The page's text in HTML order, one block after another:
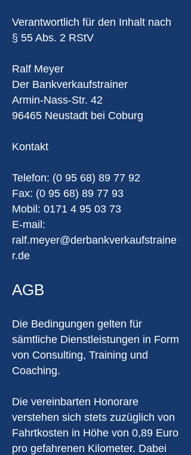
Verantwortlich für den Inhalt nach
§ 55 Abs. 2 RStV
Ralf Meyer
Der Bankverkaufstrainer
Armin-Nass-Str. 42
96465 Neustadt bei Coburg
Kontakt
Telefon: (0 95 68) 89 77 92
Fax: (0 95 68) 89 77 93
Mobil: 0171 4 95 03 73
E-mail:
ralf.meyer@derbankverkaufstraine
r.de
AGB
Die Bedingungen gelten für
sämtliche Dienstleistungen in Form
von Consulting, Training und
Coaching.
Die vereinbarten Honorare
verstehen sich stets zuzüglich von
Fahrtkosten in Höhe von 0,89 Euro
pro gefahrenen Kilometer. Dabei